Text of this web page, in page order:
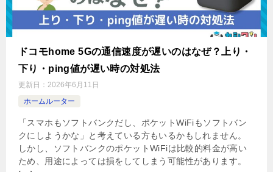
ドコモhome 5Gの通信速度が遅いのはなぜ？上り・
下り・ping値が遅い時の対処法
更新日： 2026年6月11日
ホームルーター
「スマホもソフトバンクだし、ポケットWiFiもソフトバン
クにしようかな」と考えている方もいるかもしれません。
しかし、ソフトバンクのポケットWiFiは比較的料金が高い
ため、用途によっては損をしてしまう可能性があります。